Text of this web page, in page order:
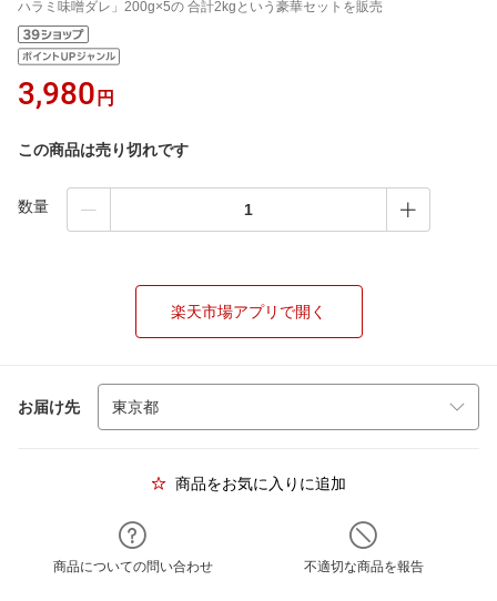
ハラミ味噌ダレ」200g×5の 合計2kgという豪華セットを販売
3,980 円
この商品は売り切れです
数量
楽天市場アプリで開く
お届け先
商品をお気に入りに追加
商品についての問い合わせ 不適切な商品を報告